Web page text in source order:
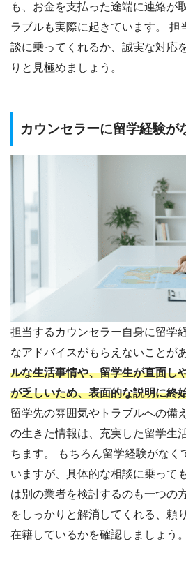
も、お金を支払った途端に連絡が
ラブルも実際に起きています。 担
談に乗ってくれるか、誠実な対応
りと見極めましょう。
カウンセラーに留学経験が
担当するカウンセラー自身に留学
なアドバイスがもらえないことが
ルな生活事情や、留学生が直面し
が乏しいため、表面的な説明に終
留学先の雰囲気やトラブルへの備
の生きた情報は、充実した留学生
ちます。 もちろん留学経験がなく
いますが、具体的な相談に乗って
は別の業者を検討するのも一つの
をしっかりと解消してくれる、頼
在籍しているかを確認しましょう。